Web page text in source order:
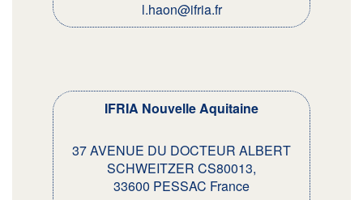
l.haon@ifria.fr
IFRIA Nouvelle Aquitaine
37 AVENUE DU DOCTEUR ALBERT
SCHWEITZER CS80013,
33600 PESSAC France